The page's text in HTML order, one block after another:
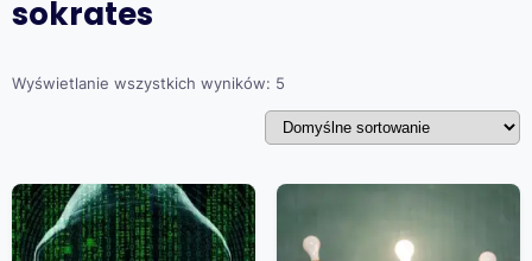
sokrates
Wyświetlanie wszystkich wyników: 5